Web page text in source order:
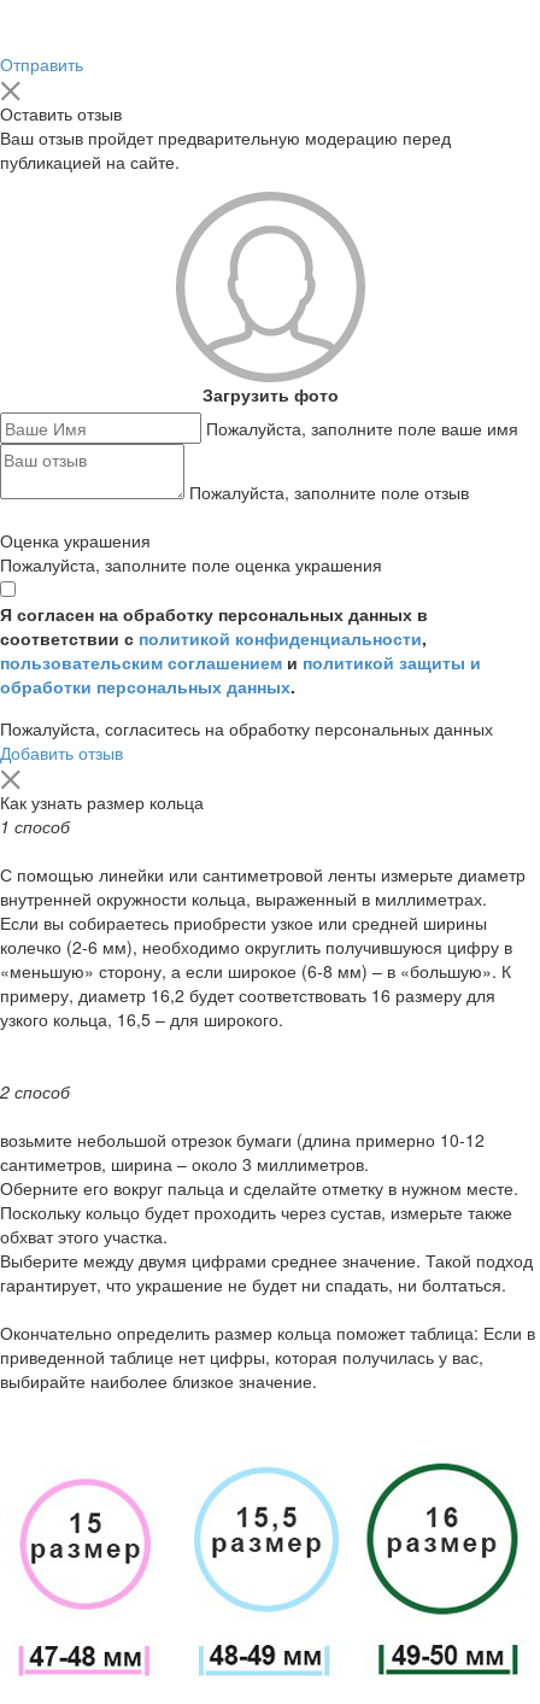
Отправить
Оставить отзыв
Ваш отзыв пройдет предварительную модерацию перед
публикацией на сайте.
Загрузить фото
Пожалуйста, заполните поле ваше имя
Пожалуйста, заполните поле отзыв
Оценка украшения
Пожалуйста, заполните поле оценка украшения
Я согласен на обработку персональных данных в
соответствии с политикой конфиденциальности,
пользовательским соглашением и политикой защиты и
обработки персональных данных.
Пожалуйста, согласитесь на обработку персональных данных
Добавить отзыв
Как узнать размер кольца
1 способ
С помощью линейки или сантиметровой ленты измерьте диаметр
внутренней окружности кольца, выраженный в миллиметрах.
Если вы собираетесь приобрести узкое или средней ширины
колечко (2-6 мм), необходимо округлить получившуюся цифру в
«меньшую» сторону, а если широкое (6-8 мм) – в «большую». К
примеру, диаметр 16,2 будет соответствовать 16 размеру для
узкого кольца, 16,5 – для широкого.
2 способ
возьмите небольшой отрезок бумаги (длина примерно 10-12
сантиметров, ширина – около 3 миллиметров.
Оберните его вокруг пальца и сделайте отметку в нужном месте.
Поскольку кольцо будет проходить через сустав, измерьте также
обхват этого участка.
Выберите между двумя цифрами среднее значение. Такой подход
гарантирует, что украшение не будет ни спадать, ни болтаться.
Окончательно определить размер кольца поможет таблица: Если в
приведенной таблице нет цифры, которая получилась у вас,
выбирайте наиболее близкое значение.